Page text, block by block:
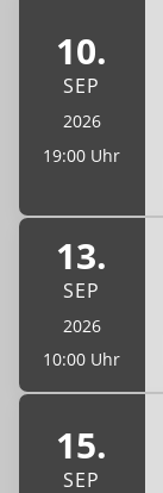
10.
SEP
2026
19:00 Uhr
13.
SEP
2026
10:00 Uhr
15.
SEP